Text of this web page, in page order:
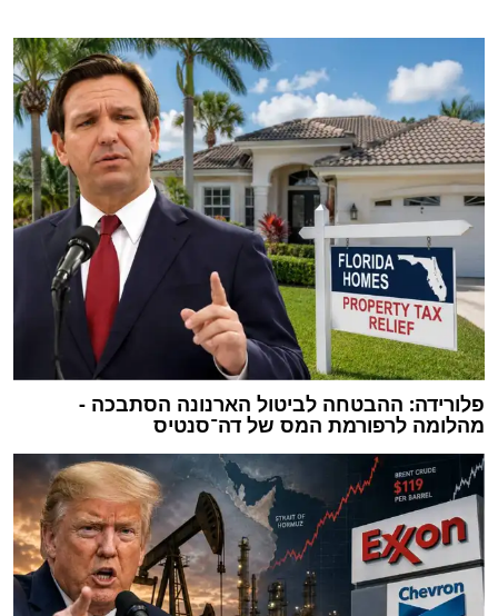
פלורידה: ההבטחה לביטול הארנונה הסתבכה -
מהלומה לרפורמת המס של דה־סנטיס